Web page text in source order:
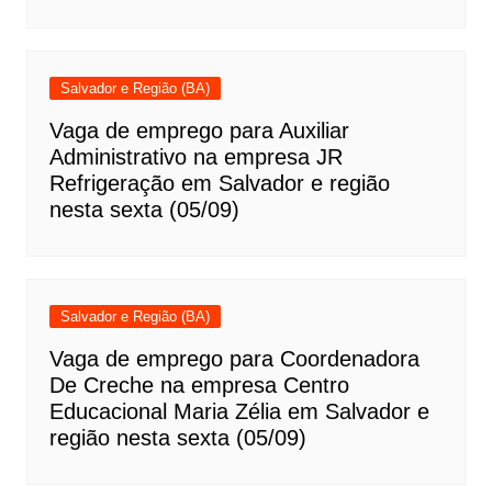
Salvador e Região (BA)
Vaga de emprego para Auxiliar
Administrativo na empresa JR
Refrigeração em Salvador e região
nesta sexta (05/09)
Salvador e Região (BA)
Vaga de emprego para Coordenadora
De Creche na empresa Centro
Educacional Maria Zélia em Salvador e
região nesta sexta (05/09)